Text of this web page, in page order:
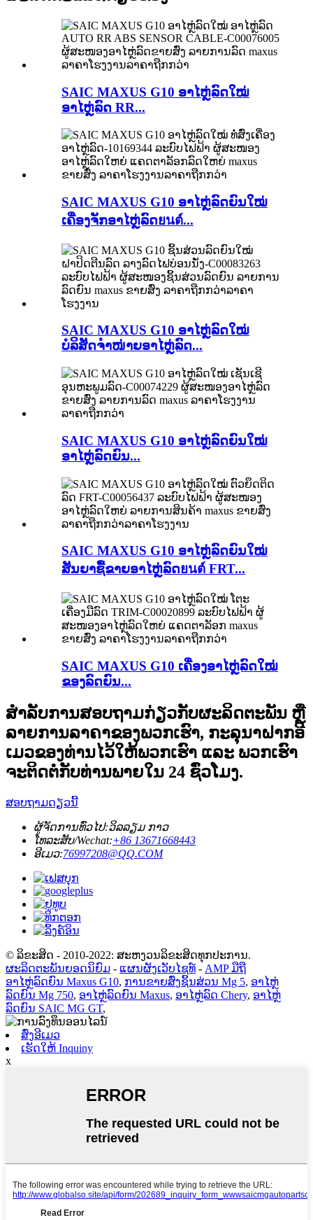
SAIC MAXUS G10 ອາໄຫຼ່ລົດໃໝ່
ອາໄຫຼ່ລົດ RR...
SAIC MAXUS G10 ອາໄຫຼ່ລົດຍົນໃໝ່
ເຄື່ອງຈັກອາໄຫຼ່ລົດยนต์...
SAIC MAXUS G10 ອາໄຫຼ່ລົດໃໝ່
ບໍລິສັດຈຳໜ່າຍອາໄຫຼ່ລົດ...
SAIC MAXUS G10 ອາໄຫຼ່ລົດຍົນໃໝ່
ອາໄຫຼ່ລົດຍົນ...
SAIC MAXUS G10 ອາໄຫຼ່ລົດຍົນໃໝ່
ສັນຍາຊື້ຂາຍອາໄຫຼ່ລົດยนต์ FRT...
SAIC MAXUS G10 ເຄື່ອງອາໄຫຼ່ລົດໃໝ່
ຂອງລົດຍົນ...
ສຳລັບການສອບຖາມກ່ຽວກັບຜະລິດຕະພັນ ຫຼື
ລາຍການລາຄາຂອງພວກເຮົາ, ກະລຸນາຝາກອີ
ເມວຂອງທ່ານໄວ້ໃຫ້ພວກເຮົາ ແລະ ພວກເຮົາ
ຈະຕິດຕໍ່ກັບທ່ານພາຍໃນ 24 ຊົ່ວໂມງ.
ສອບຖາມດຽວນີ້
ຜູ້ຈັດການທົ່ວໄປ:ວິລລຽມ ກາວ
ໂທລະສັບ/Wechat:+86 13671668443
ອີເມວ:76997208@QQ.COM
© ລິຂະສິດ - 2010-2022: ສະຫງວນລິຂະສິດທຸກປະການ.
ຜະລິດຕະພັນຍອດນິຍົມ - ແຜນຜັງເວັບໄຊທ໌ - AMP ມືຖື
ອາໄຫຼ່ລົດຍົນ Maxus G10, ການຂາຍສົ່ງຊິ້ນສ່ວນ Mg 5, ອາໄຫຼ່
ລົດຍົນ Mg 750, ອາໄຫຼ່ລົດຍົນ Maxus, ອາໄຫຼ່ລົດ Chery, ອາໄຫຼ່
ລົດຍົນ SAIC MG GT,
ສົ່ງອີເມວ
ເຮັດໃຫ້ Inquiny
x